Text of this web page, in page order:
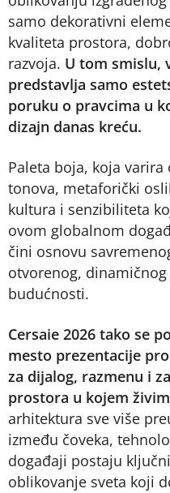
samo dekorativni
kvaliteta prostora,
razvoja. U tom smislu,
predstavlja samo
poruku o pravcima u
dizajn danas kreću.
Paleta boja, koja
tonova, metaforički
kultura i senzibiliteta
ovom globalnom
čini osnovu
otvorenog,
budućnosti.
Cersaie 2026 tako se
mesto prezentacije
za dijalog, razmenu i
prostora u kojem
arhitektura sve više
između čoveka,
događaji postaju
oblikovanje sveta koji